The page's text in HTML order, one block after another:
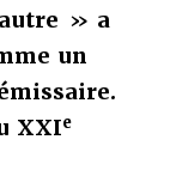
autre » a
un
XXIe